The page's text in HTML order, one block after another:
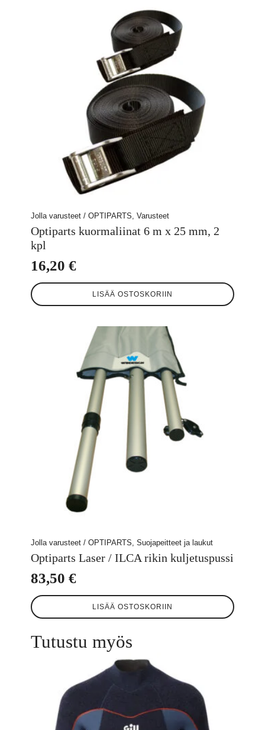
Jolla varusteet / OPTIPARTS, Varusteet
Optiparts kuormaliinat 6 m x 25 mm, 2
kpl
16,20 €
LISÄÄ OSTOSKORIIN
Jolla varusteet / OPTIPARTS, Suojapeitteet ja laukut
Optiparts Laser / ILCA rikin kuljetuspussi
83,50 €
LISÄÄ OSTOSKORIIN
Tutustu myös